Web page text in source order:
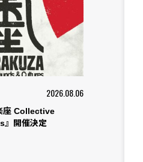
2026.08.06
座 Collective
開催決定